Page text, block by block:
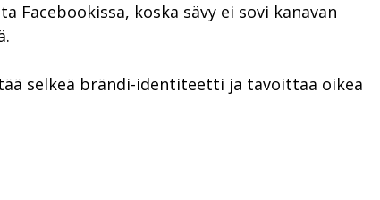
koska sävy ei sovi kanavan
selkeä brändi-identiteetti ja tavoittaa oikea